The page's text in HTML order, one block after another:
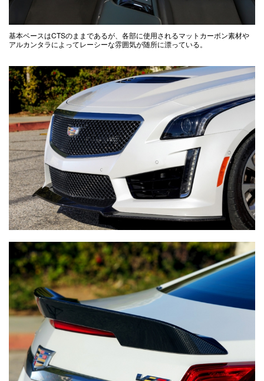
基本ベースはCTSのままであるが、各部に使用されるマットカーボン素材や
アルカンタラによってレーシーな雰囲気が随所に漂っている。